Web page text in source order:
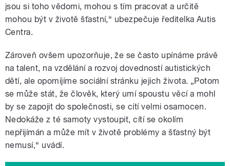
jsou si toho vědomi, mohou s tím pracovat a určitě
mohou být v životě šťastní,“ ubezpečuje ředitelka Autis
Centra.
Zároveň ovšem upozorňuje, že se často upínáme právě
na talent, na vzdělání a rozvoj dovedností autistických
dětí, ale opomíjíme sociální stránku jejich života. „Potom
se může stát, že člověk, který umí spoustu věcí a mohl
by se zapojit do společnosti, se cítí velmi osamocen.
Nedokáže z té samoty vystoupit, cítí se okolím
nepřijímán a může mít v životě problémy a šťastný být
nemusí,“ uvádí.